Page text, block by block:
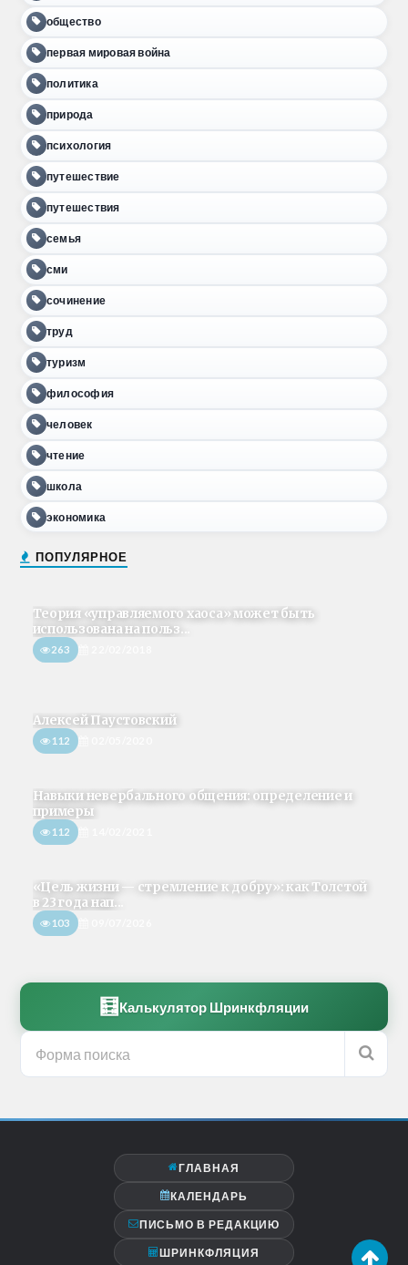
общество
первая мировая война
политика
природа
психология
путешествие
путешествия
семья
сми
сочинение
труд
туризм
философия
человек
чтение
школа
экономика
ПОПУЛЯРНОЕ
Теория «управляемого хаоса» может быть
использована на польз...
263
Алексей Паустовский
112
Навыки невербального общения: определение и
примеры
112
«Цель жизни — стремление к добру»: как Толстой
в 23 года нап...
103
🧮 Калькулятор Шринкфляции
ГЛАВНАЯ
КАЛЕНДАРЬ
ПИСЬМО В РЕДАКЦИЮ
ШРИНКФЛЯЦИЯ